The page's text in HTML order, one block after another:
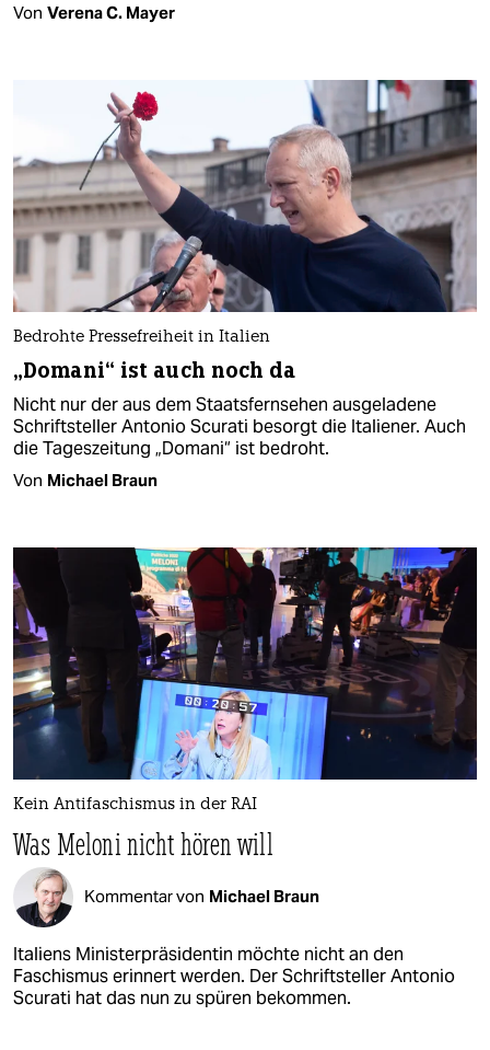
Von Verena C. Mayer
Bedrohte Pressefreiheit in Italien
„Domani“ ist auch noch da
Nicht nur der aus dem Staatsfernsehen ausgeladene
Schriftsteller Antonio Scurati besorgt die Italiener. Auch
die Tageszeitung „Domani“ ist bedroht.
Von Michael Braun
Kein Antifaschismus in der RAI
Was Meloni nicht hören will
Kommentar von Michael Braun
Italiens Ministerpräsidentin möchte nicht an den
Faschismus erinnert werden. Der Schriftsteller Antonio
Scurati hat das nun zu spüren bekommen.